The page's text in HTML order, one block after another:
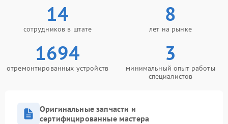
14
сотрудников в штате
8
лет на рынке
1694
отремонтированных устройств
3
минимальный опыт работы
специалистов
Оригинальные запчасти и
сертифицированные мастера